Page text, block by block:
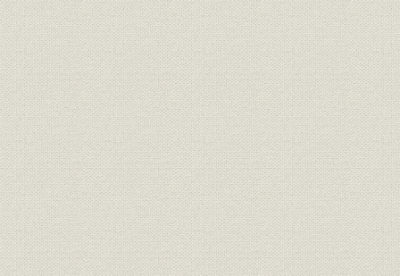
1. 当会活動の基調
2. 政治・経済の動向
3. 企業批判への対応と行政改革
第2節 不況対策と赤字財政
1. 公共事業拡大による景気浮揚政策
2. 税制の中期見通しと増税問題
3. 資本市場と国債管理政策